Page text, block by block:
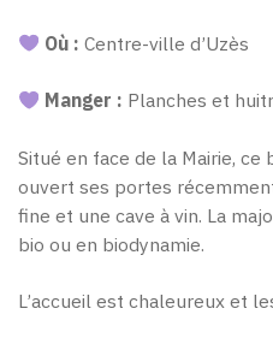
Où : Centre-ville d’Uzès
Manger : Planches et
Situé en face de la Mairie, ce
ouvert ses portes
fine et une cave à vin. La
bio ou en biodynamie.
L’accueil est chaleureux et